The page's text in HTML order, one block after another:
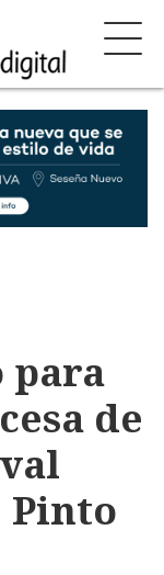
para
de
Pinto